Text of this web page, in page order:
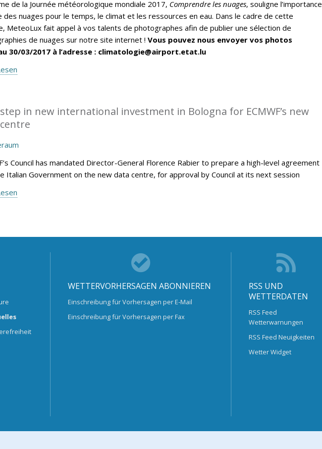
de la Journée météorologique mondiale 2017, Comprendre les nuages, souligne l’importance
des nuages pour le temps, le climat et les ressources en eau. Dans le cadre de cette
MeteoLux fait appel à vos talents de photographes afin de publier une sélection de
de nuages sur notre site internet ! Vous pouvez nous envoyer vos photos
30/03/2017 à l’adresse : climatologie@airport.etat.lu
in new international investment in Bologna for ECMWF’s new
Council has mandated Director-General Florence Rabier to prepare a high-level agreement
Italian Government on the new data centre, for approval by Council at its next session
WETTERVORHERSAGEN ABONNIEREN
Einschreibung für Vorhersagen per E-Mail
Einschreibung für Vorhersagen per Fax
RSS UND
WETTERDATEN
RSS Feed
Wetterwarnungen
RSS Feed Neuigkeiten
Wetter Widget